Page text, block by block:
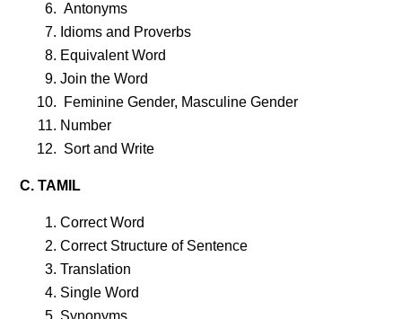
Antonyms
Idioms and Proverbs
Equivalent Word
Join the Word
Feminine Gender, Masculine Gender
Number
Sort and Write
C. TAMIL
Correct Word
Correct Structure of Sentence
Translation
Single Word
Synonyms